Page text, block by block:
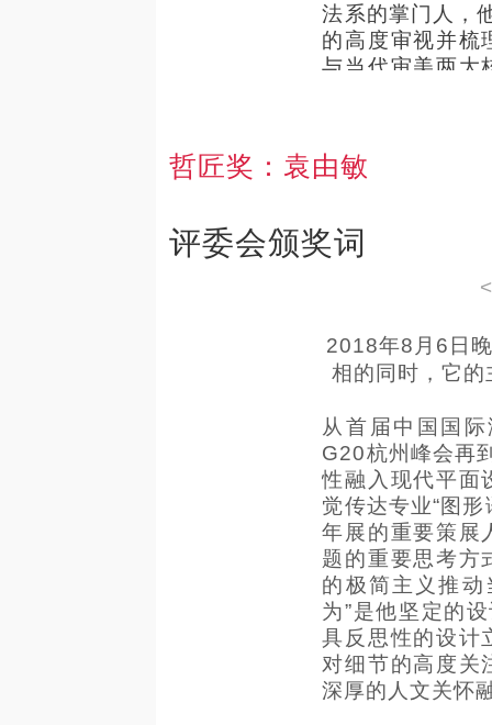
法系的掌门人，
的高度审视并梳
与当代审美两大
哲匠奖： 袁由敏
评委会颁奖词
2018年8月6日
相的同时，它
从首届中国国
G20杭州峰会再
性融入现代平面
觉传达专业“图
年展的重要策展
题的重要思考方
的极简主义推
为”是他坚定的
具反思性的设计
对细节的高度关
深厚的人文关怀